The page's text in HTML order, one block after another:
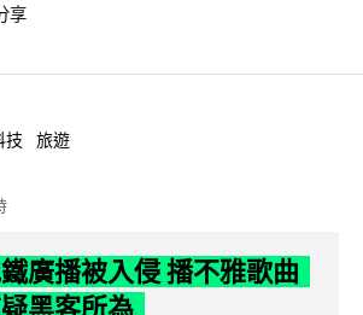
享
技 旅遊
廣播被入侵 播不雅歌曲
黑客所為